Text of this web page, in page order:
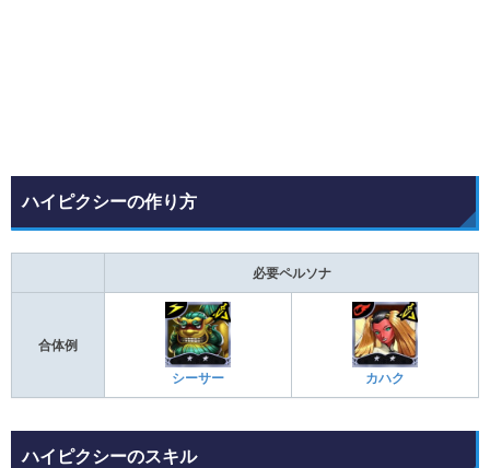
ハイピクシーの作り方
必要ペルソナ
合体例
シーサー カハク
ハイピクシーのスキル